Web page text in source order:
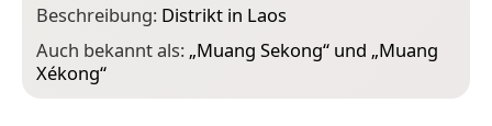
Beschreibung: Distrikt in Laos
Auch bekannt als: „Muang Sekong“ und „Muang
Xékong“